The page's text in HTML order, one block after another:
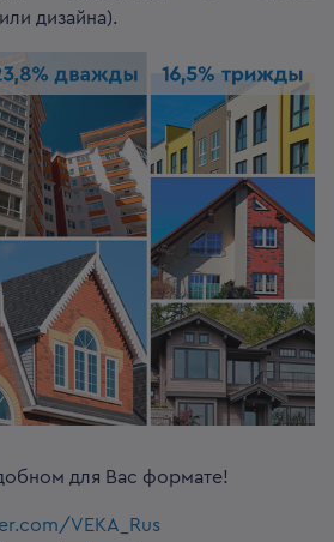
дизайна).
для Вас формате!
VEKA_Rus